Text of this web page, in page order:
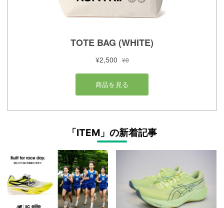
「ITEM」の新着記事